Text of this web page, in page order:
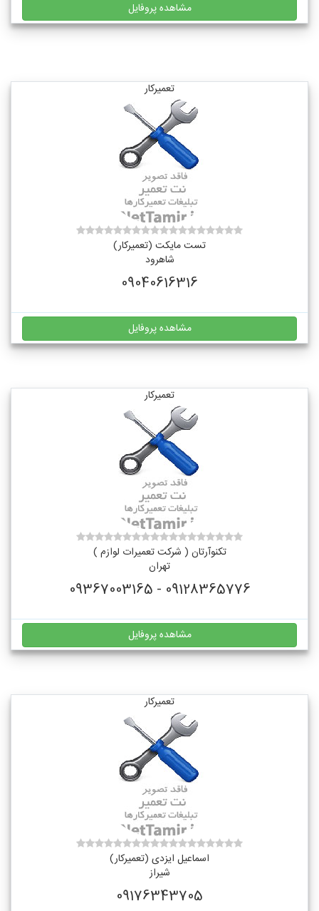
مشاهده پروفایل
تعمیرکار
تست مایکت (تعمیرکار)
شاهرود
09040616316
مشاهده پروفایل
تعمیرکار
تکنوآرتان ( شرکت تعمیرات لوازم )
تهران
09128365776 - 09367003165
مشاهده پروفایل
تعمیرکار
اسماعیل ایزدی (تعمیرکار)
شیراز
09176343705